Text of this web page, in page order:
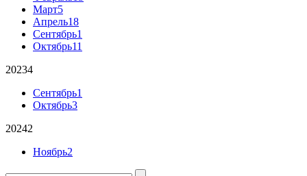
Март5
Апрель18
Сентябрь1
Октябрь11
20234
Сентябрь1
Октябрь3
20242
Ноябрь2